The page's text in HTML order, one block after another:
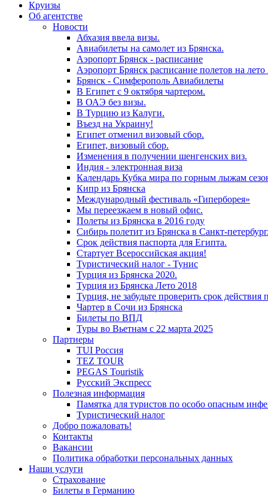
Круизы
Об агентстве
Новости
Абхазия ввела визы.
Авиабилеты на самолет из Брянска.
Аэропорт Брянск - расписание
Аэропорт Брянск расписание полетов на лето
Брянск - Симферополь Авиабилеты
В Египет с 9 октября чартером.
В ОАЭ без визы.
В Турцию из Калуги.
Въезд на Украину!
Египет отменил визовый сбор.
Египет, визовый сбор.
Изменения в получении шенгенских виз.
Индия - электронная виза
Календарь Кубка мира по горным лыжам
Кипр из Брянска
Международный фестиваль «Гиперборея»
Мы переезжаем в новый офис.
Полеты из Брянска в 2016 году
Сибирь полетит из Брянска в Санкт-
Срок действия паспорта для Египта.
Стартует Всероссийская акция!
Туристический налог - Тунис
Турция из Брянска 2020.
Турция из Брянска Лето 2018
Турция, не забудьте проверить срок действия
Чартер в Сочи из Брянска
Билеты по ВПД
Туры во Вьетнам с 22 марта 2025
Партнеры
TUI Россия
TEZ TOUR
PEGAS Touristik
Русский Экспресс
Полезная информация
Памятка для туристов по особо опасным
Туристический налог
Добро пожаловать!
Контакты
Вакансии
Политика обработки персональных данных
Наши услуги
Страхование
Билеты в Германию